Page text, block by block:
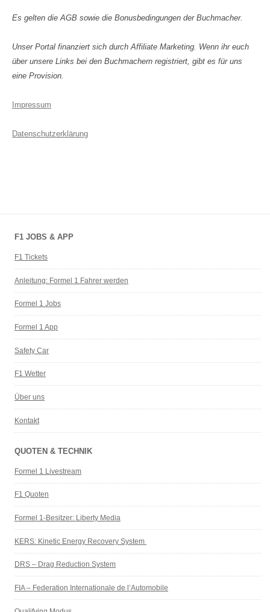
Es gelten die AGB sowie die Bonusbedingungen der Buchmacher.
Unser Portal finanziert sich durch Affiliate Marketing. Wenn ihr euch
über unsere Links bei den Buchmachern registriert, gibt es für uns
eine Provision.
Impressum
Datenschutzerklärung
F1 JOBS & APP
F1 Tickets
Anleitung: Formel 1 Fahrer werden
Formel 1 Jobs
Formel 1 App
Safety Car
F1 Wetter
Über uns
Kontakt
QUOTEN & TECHNIK
Formel 1 Livestream
F1 Quoten
Formel 1-Besitzer: Liberty Media
KERS: Kinetic Energy Recovery System
DRS – Drag Reduction System
FIA – Federation Internationale de l’Automobile